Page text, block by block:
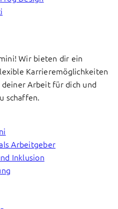
Wir bieten dir ein
Karrieremöglichkeiten
Arbeit für dich und
schaffen.
Arbeitgeber
Inklusion